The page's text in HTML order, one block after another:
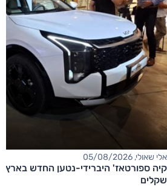
אלי שאולי, 05/08/2026
שקלים